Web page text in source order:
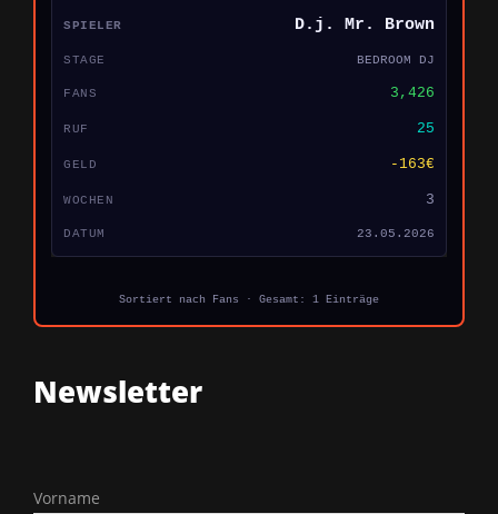
D.j. Mr. Brown
BEDROOM DJ
3,426
25
-163€
3
23.05.2026
Sortiert nach Fans · Gesamt: 1 Einträge
Newsletter
Vorname